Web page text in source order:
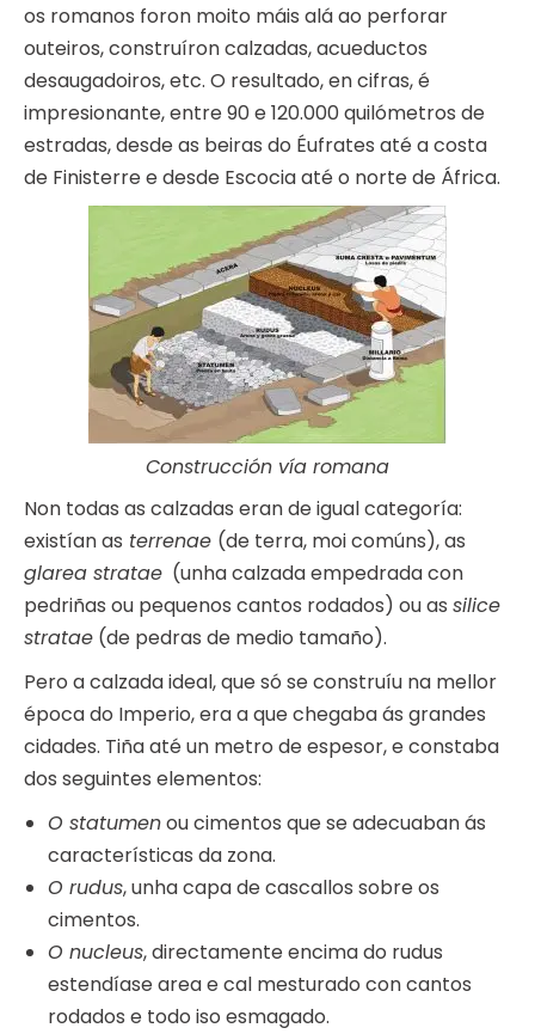
os romanos foron moito máis alá ao perforar
outeiros, construíron calzadas, acueductos
desaugadoiros, etc. O resultado, en cifras, é
impresionante, entre 90 e 120.000 quilómetros de
estradas, desde as beiras do Éufrates até a costa
de Finisterre e desde Escocia até o norte de África.
Construcción vía romana
Non todas as calzadas eran de igual categoría:
existían as terrenae (de terra, moi comúns), as
glarea stratae (unha calzada empedrada con
pedriñas ou pequenos cantos rodados) ou as silice
stratae (de pedras de medio tamaño).
Pero a calzada ideal, que só se construíu na mellor
época do Imperio, era a que chegaba ás grandes
cidades. Tiña até un metro de espesor, e constaba
dos seguintes elementos:
O statumenou cimentos que se adecuaban ás
características da zona.
O rudus, unha capa de cascallos sobre os
cimentos.
O nucleus, directamente encima do rudus
estendíase area e cal mesturado con cantos
rodados e todo iso esmagado.